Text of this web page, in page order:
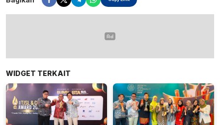
WIDGET TERKAIT